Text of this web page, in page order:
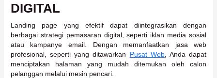
DIGITAL
Landing page yang efektif dapat diintegrasikan dengan
berbagai strategi pemasaran digital, seperti iklan media sosial
atau kampanye email. Dengan memanfaatkan jasa web
profesional, seperti yang ditawarkan Pusat Web, Anda dapat
menciptakan halaman yang mudah ditemukan oleh calon
pelanggan melalui mesin pencari.